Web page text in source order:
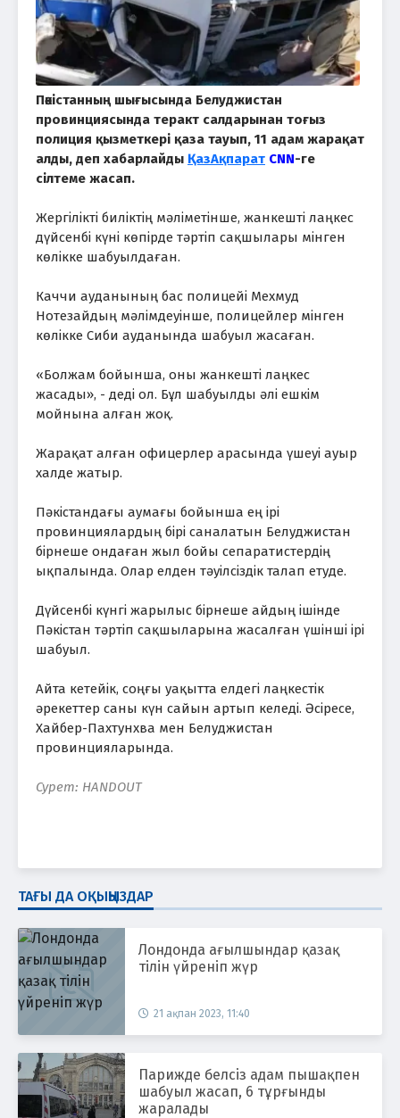
Пәкістанның шығысында Белуджистан
провинциясында теракт салдарынан тоғыз
полиция қызметкері қаза тауып, 11 адам жарақат
алды, деп хабарлайды ҚазАқпарат CNN-ге
сілтеме жасап.
Жергілікті биліктің мәліметінше, жанкешті лаңкес
дүйсенбі күні көпірде тәртіп сақшылары мінген
көлікке шабуылдаған.
Каччи ауданының бас полицейі Мехмуд
Нотезайдың мәлімдеуінше, полицейлер мінген
көлікке Сиби ауданында шабуыл жасаған.
«Болжам бойынша, оны жанкешті лаңкес
жасады», - деді ол. Бұл шабуылды әлі ешкім
мойнына алған жоқ.
Жарақат алған офицерлер арасында үшеуі ауыр
халде жатыр.
Пәкістандағы аумағы бойынша ең ірі
провинциялардың бірі саналатын Белуджистан
бірнеше ондаған жыл бойы сепаратистердің
ықпалында. Олар елден тәуілсіздік талап етуде.
Дүйсенбі күнгі жарылыс бірнеше айдың ішінде
Пәкістан тәртіп сақшыларына жасалған үшінші ірі
шабуыл.
Айта кетейік, соңғы уақытта елдегі лаңкестік
әрекеттер саны күн сайын артып келеді. Әсіресе,
Хайбер-Пахтунхва мен Белуджистан
провинцияларында.
Сурет: HANDOUT
ТАҒЫ ДА ОҚЫҢЫЗДАР
Лондонда ағылшындар қазақ
тілін үйреніп жүр
21 ақпан 2023, 11:40
Парижде белсіз адам пышақпен
шабуыл жасап, 6 тұрғынды
жаралады